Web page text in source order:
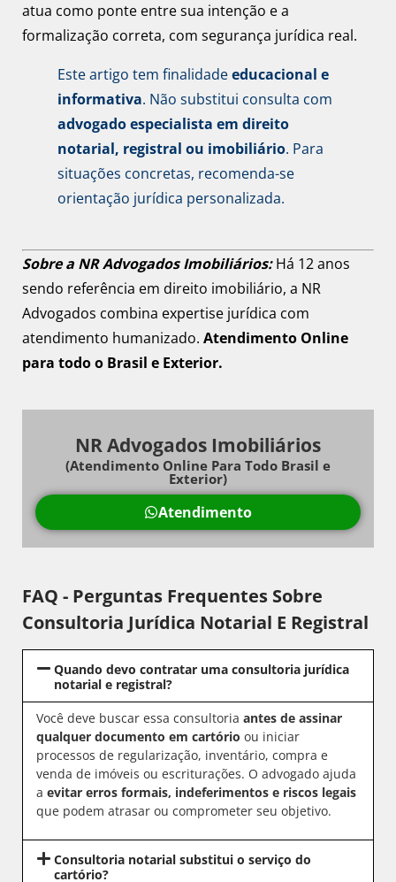
atua como ponte entre sua intenção e a
formalização correta, com segurança jurídica real.
Este artigo tem finalidadeeducacional e
informativa
advogado especialista em direito
notarial, registral ou imobiliário. Para
situações concretas, recomenda-se
orientação jurídica personalizada.
Sobre a NR Advogados Imobiliários:Há 12 anos
sendo referência em direito imobiliário, a NR
Advogados combina expertise jurídica com
atendimento humanizado. Atendimento Online
para todo o Brasil e Exterior.
NR Advogados Imobiliários
(Atendimento Online Para Todo Brasil e
Exterior)
Atendimento
FAQ - Perguntas Frequentes Sobre
Consultoria Jurídica Notarial E Registral
Quando devo contratar uma consultoria jurídica
notarial e registral?
Você deve buscar essa consultoria antes de assinar
qualquer documento em cartório ou iniciar
processos de regularização, inventário, compra e
venda de imóveis ou escriturações. O advogado ajuda
a evitar erros formais, indeferimentos e riscos legais
que podem atrasar ou comprometer seu objetivo.
Consultoria notarial substitui o serviço do
cartório?